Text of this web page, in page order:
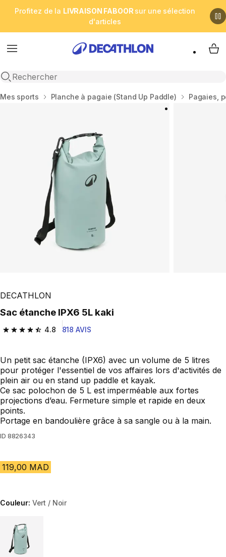
Profitez de la LIVRAISON FABOOR sur une sélection
d'articles
Menu
Open search
My
Accueil
Mes sports Planche à pagaie (Stand Up Paddle) Pagaies,
DECATHLON
Sac étanche IPX6 5L kaki
4.8
4.8 out of 5 stars from 818 reviews
818 AVIS
Un petit sac étanche (IPX6) avec un volume de 5 litres
pour protéger l'essentiel de vos affaires lors d'activités de
plein air ou en stand up paddle et kayak.
Ce sac polochon de 5 L est imperméable aux fortes
projections d’eau. Fermeture simple et rapide en deux
points.
Portage en bandoulière grâce à sa sangle ou à la main.
ID 8826343
119,00 MAD
Couleur: Vert / Noir
Choose a variant